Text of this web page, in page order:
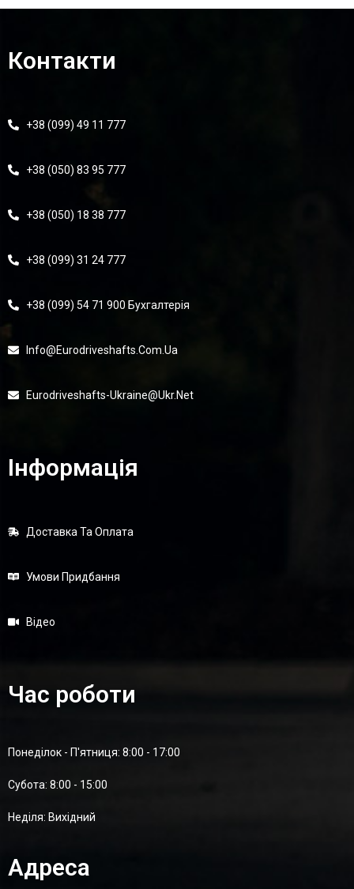
Контакти
+38 (099) 49 11 777
+38 (050) 83 95 777
+38 (050) 18 38 777
+38 (099) 31 24 777
+38 (099) 54 71 900 Бухгалтерія
Info@eurodriveshafts.com.ua
Eurodriveshafts-Ukraine@ukr.net
Інформація
Доставка Та Оплата
Умови Придбання
Відео
Час роботи
Понеділок - П'ятниця: 8:00 - 17:00
Суботa: 8:00 - 15:00
Неділя: Вихідний
Адреса